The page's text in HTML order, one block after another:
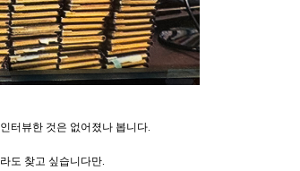
터뷰한 것은 없어졌나 봅니다.
도 찾고 싶습니다만.